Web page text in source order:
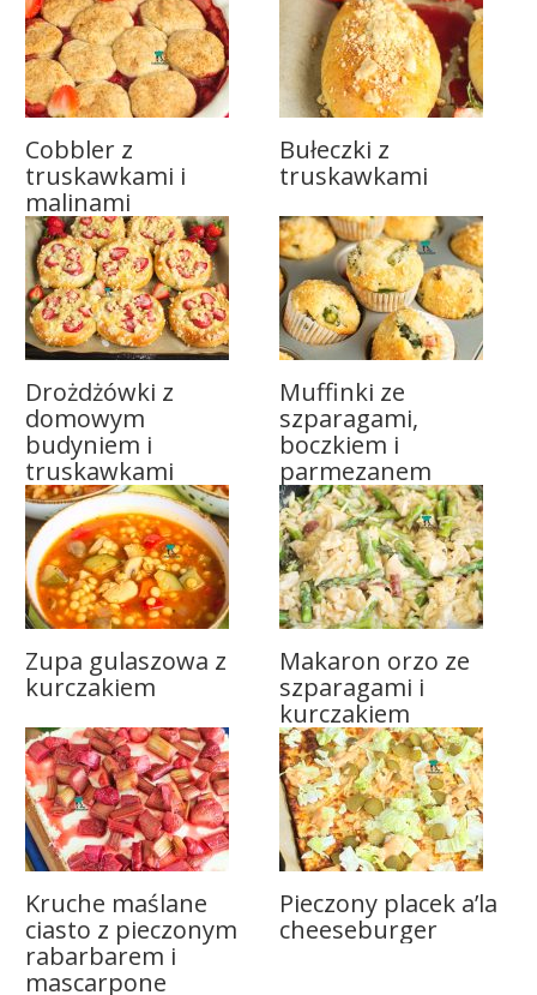
Cobbler z
truskawkami i
malinami
Bułeczki z
truskawkami
Drożdżówki z
domowym
budyniem i
truskawkami
Muffinki ze
szparagami,
boczkiem i
parmezanem
Zupa gulaszowa z
kurczakiem
Makaron orzo ze
szparagami i
kurczakiem
Kruche maślane
ciasto z pieczonym
rabarbarem i
mascarpone
Pieczony placek a’la
cheeseburger